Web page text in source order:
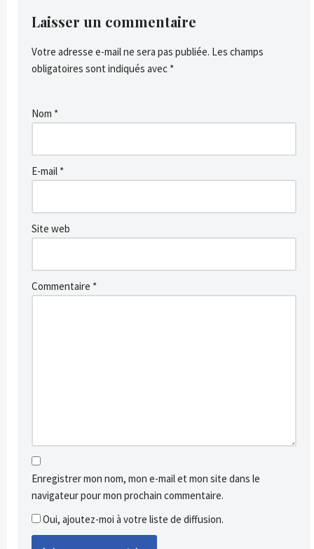
Laisser un commentaire
Votre adresse e-mail ne sera pas publiée. Les champs
obligatoires sont indiqués avec *
Nom *
E-mail *
Site web
Commentaire *
Enregistrer mon nom, mon e-mail et mon site dans le
navigateur pour mon prochain commentaire.
Oui, ajoutez-moi à votre liste de diffusion.